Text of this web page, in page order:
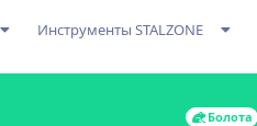
Инструменты STALZONE
Болота